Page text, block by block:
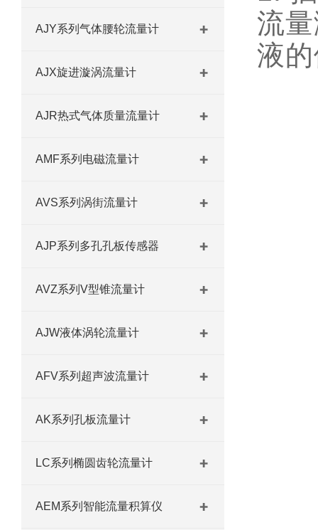
AJY系列气体腰轮流量计
AJX旋进漩涡流量计
AJR热式气体质量流量计
AMF系列电磁流量计
AVS系列涡街流量计
AJP系列多孔孔板传感器
AVZ系列V型锥流量计
AJW液体涡轮流量计
AFV系列超声波流量计
AK系列孔板流量计
LC系列椭圆齿轮流量计
AEM系列智能流量积算仪
流
液